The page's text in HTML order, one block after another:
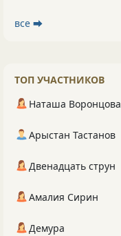
все ⮕
ТОП УЧАСТНИКОВ
Наташа Воронцова
Арыстан Тастанов
Двенадцать струн
Амалия Сирин
Демура